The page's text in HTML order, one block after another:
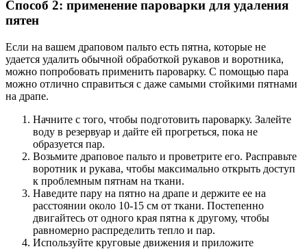
Способ 2: применение пароварки для удаления
пятен
Если на вашем драповом пальто есть пятна, которые не
удается удалить обычной обработкой рукавов и воротника,
можно попробовать применить пароварку. С помощью пара
можно отлично справиться с даже самыми стойкими пятнами
на драпе.
Начните с того, чтобы подготовить пароварку. Залейте
воду в резервуар и дайте ей прогреться, пока не
образуется пар.
Возьмите драповое пальто и проветрите его. Расправьте
воротник и рукава, чтобы максимально открыть доступ
к проблемным пятнам на ткани.
Наведите пару на пятно на драпе и держите ее на
расстоянии около 10-15 см от ткани. Постепенно
двигайтесь от одного края пятна к другому, чтобы
равномерно распределить тепло и пар.
Используйте круговые движения и приложите